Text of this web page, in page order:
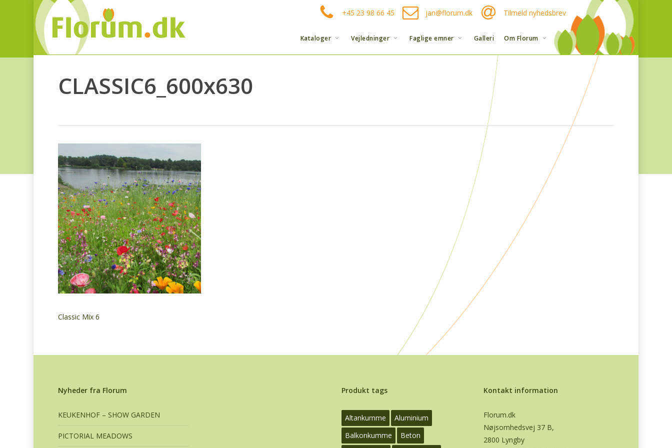
+45 23 98 66 45 jan@florum.dk Tilmeld nyhedsbrev
Kataloger Vejledninger Faglige emner Galleri Om Florum
CLASSIC6_600x630
Classic Mix 6
Nyheder fra Florum
KEUKENHOF – SHOW GARDEN
PICTORIAL MEADOWS
Produkt tags
Altankumme
Aluminium
Balkonkumme
Beton
Kontakt information
Florum.dk
Nøjsomhedsvej 37 B,
2800 Lyngby